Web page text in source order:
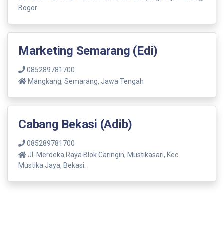
Bogor
Marketing Semarang (Edi)
085289781700
Mangkang, Semarang, Jawa Tengah
Cabang Bekasi (Adib)
085289781700
Jl. Merdeka Raya Blok Caringin, Mustikasari, Kec.
Mustika Jaya, Bekasi.